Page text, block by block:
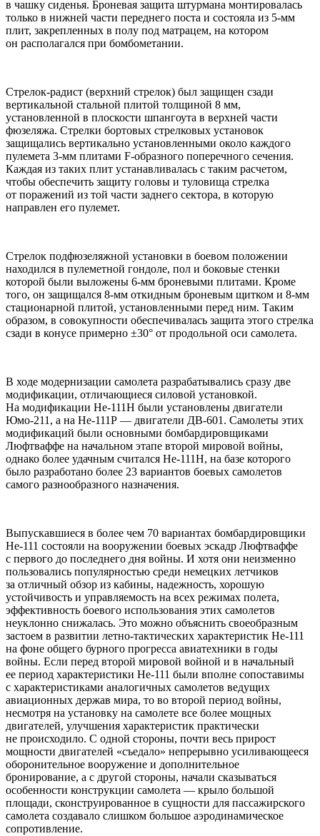
в чашку сиденья. Броневая защита штурмана монтировалась
только в нижней части переднего поста и состояла из 5-мм
плит, закрепленных в полу под матрацем, на котором
он располагался при бомбометании.
Стрелок-радист (верхний стрелок) был защищен сзади
вертикальной стальной плитой толщиной 8 мм,
установленной в плоскости шпангоута в верхней части
фюзеляжа. Стрелки бортовых стрелковых установок
защищались вертикально установленными около каждого
пулемета 3-мм плитами F-образного поперечного сечения.
Каждая из таких плит устанавливалась с таким расчетом,
чтобы обеспечить защиту головы и туловища стрелка
от поражений из той части заднего сектора, в которую
направлен его пулемет.
Стрелок подфюзеляжной установки в боевом положении
находился в пулеметной гондоле, пол и боковые стенки
которой были выложены 6-мм броневыми плитами. Кроме
того, он защищался 8-мм откидным броневым щитком и 8-мм
стационарной плитой, установленными перед ним. Таким
образом, в совокупности обеспечивалась защита этого стрелка
сзади в конусе примерно ±30° от продольной оси самолета.
В ходе модернизации самолета разрабатывались сразу две
модификации, отличающиеся силовой установкой.
На модификации Не-111Н были установлены двигатели
Юмо-211, а на Не-111Р — двигатели ДВ-601. Самолеты этих
модификаций были основными бомбардировщиками
Люфтваффе на начальном этапе второй мировой войны,
однако более удачным считался Не-111Н, на базе которого
было разработано более 23 вариантов боевых самолетов
самого разнообразного назначения.
Выпускавшиеся в более чем 70 вариантах бомбардировщики
Не-111 состояли на вооружении боевых эскадр Люфтваффе
с первого до последнего дня войны. И хотя они неизменно
пользовались популярностью среди немецких летчиков
за отличный обзор из кабины, надежность, хорошую
устойчивость и управляемость на всех режимах полета,
эффективность боевого использования этих самолетов
неуклонно снижалась. Это можно объяснить своеобразным
застоем в развитии летно-тактических характеристик Не-111
на фоне общего бурного прогресса авиатехники в годы
войны. Если перед второй мировой войной и в начальный
ее период характеристики Не-111 были вполне сопоставимы
с характеристиками аналогичных самолетов ведущих
авиационных держав мира, то во второй период войны,
несмотря на установку на самолете все более мощных
двигателей, улучшения характеристик практически
не происходило. С одной стороны, почти весь прирост
мощности двигателей «съедало» непрерывно усиливающееся
оборонительное вооружение и дополнительное
бронирование, а с другой стороны, начали сказываться
особенности конструкции самолета — крыло большой
площади, сконструированное в сущности для пассажирского
самолета создавало слишком большое аэродинамическое
сопротивление.